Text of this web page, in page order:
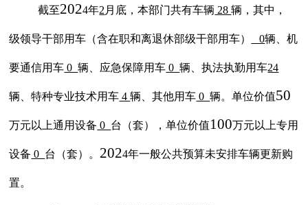
截至2024年2 月底，本部门共有车辆 28辆，其中，
级领导干部用车（含在职和离退休部级干部用车） 0辆、机
要通信用车 0辆、应急保障用车 0辆、执法执勤用车24
辆、特种专业技术用车 4辆、其他用车 0辆。单位价值50
万元以上通用设备 0 台（套），单位价值100万元以上专用
设备 0 台（套）。 2024年一般公共预算未安排车辆更新购
置。